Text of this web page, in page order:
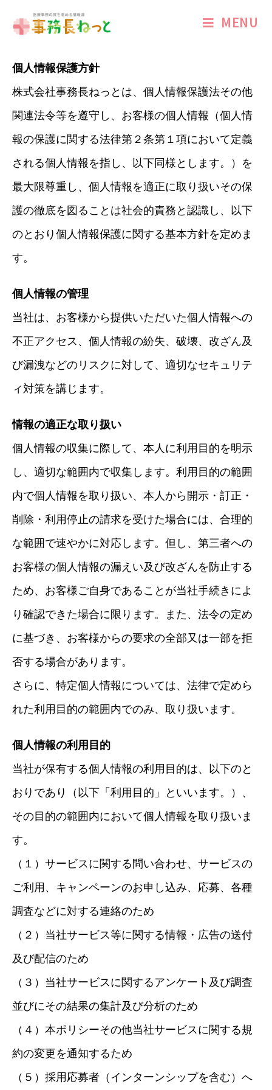
MENU
個人情報保護方針
株式会社事務長ねっとは、個人情報保護法その他
関連法令等を遵守し、お客様の個人情報（個人情
報の保護に関する法律第２条第１項において定義
される個人情報を指し、以下同様とします。）を
最大限尊重し、個人情報を適正に取り扱いその保
護の徹底を図ることは社会的責務と認識し、以下
のとおり個人情報保護に関する基本方針を定めま
す。
個人情報の管理
当社は、お客様から提供いただいた個人情報への
不正アクセス、個人情報の紛失、破壊、改ざん及
び漏洩などのリスクに対して、適切なセキュリテ
ィ対策を講じます。
情報の適正な取り扱い
個人情報の収集に際して、本人に利用目的を明示
し、適切な範囲内で収集します。利用目的の範囲
内で個人情報を取り扱い、本人から開示・訂正・
削除・利用停止の請求を受けた場合には、合理的
な範囲で速やかに対応します。但し、第三者への
お客様の個人情報の漏えい及び改ざんを防止する
ため、お客様ご自身であることが当社手続きによ
り確認できた場合に限ります。また、法令の定め
に基づき、お客様からの要求の全部又は一部を拒
否する場合があります。
さらに、特定個人情報については、法律で定めら
れた利用目的の範囲内でのみ、取り扱います。
個人情報の利用目的
当社が保有する個人情報の利用目的は、以下のと
おりであり（以下「利用目的」といいます。）、
その目的の範囲内において個人情報を取り扱いま
す。
（１）サービスに関する問い合わせ、サービスの
ご利用、キャンペーンのお申し込み、応募、各種
調査などに対する連絡のため
（２）当社サービス等に関する情報・広告の送付
及び配信のため
（３）当社サービスに関するアンケート及び調査
並びにその結果の集計及び分析のため
（４）本ポリシーその他当社サービスに関する規
約の変更を通知するため
（５）採用応募者（インターンシップを含む）へ